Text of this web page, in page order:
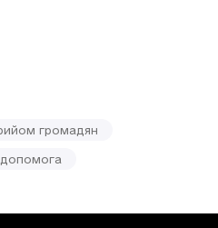
громадян
допомога